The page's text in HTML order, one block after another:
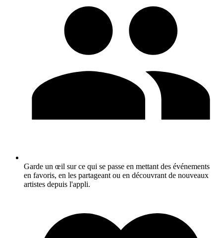
Garde un œil sur ce qui se passe en mettant des événements
en favoris, en les partageant ou en découvrant de nouveaux
artistes depuis l'appli.